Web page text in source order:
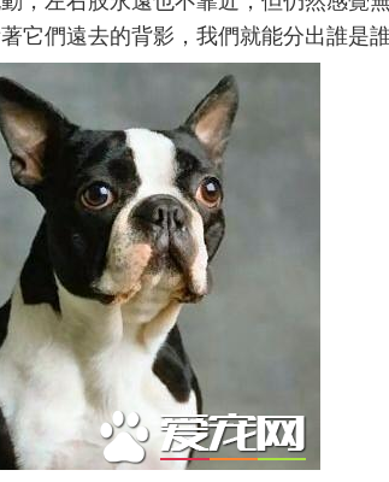
它們遠去的背影，我們就能分出誰是誰